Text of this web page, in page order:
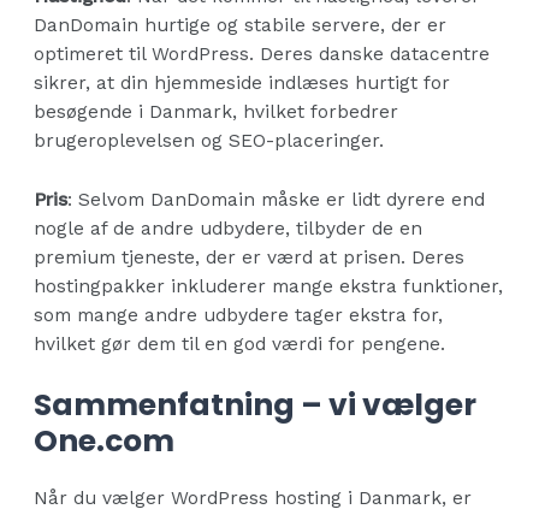
DanDomain hurtige og stabile servere, der er
optimeret til WordPress. Deres danske datacentre
sikrer, at din hjemmeside indlæses hurtigt for
besøgende i Danmark, hvilket forbedrer
brugeroplevelsen og SEO-placeringer.
Pris: Selvom DanDomain måske er lidt dyrere end
nogle af de andre udbydere, tilbyder de en
premium tjeneste, der er værd at prisen. Deres
hostingpakker inkluderer mange ekstra funktioner,
som mange andre udbydere tager ekstra for,
hvilket gør dem til en god værdi for pengene.
Sammenfatning – vi vælger
One.com
Når du vælger WordPress hosting i Danmark, er